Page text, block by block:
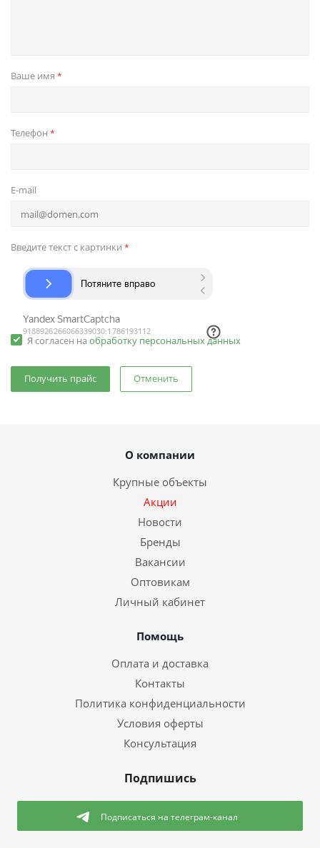
Ваше имя *
Телефон *
E-mail
Введите текст с картинки *
Я согласен на обработку персональных данных
Отменить
О компании
Крупные объекты
Акции
Новости
Бренды
Вакансии
Оптовикам
Личный кабинет
Помощь
Оплата и доставка
Контакты
Политика конфиденциальности
Условия оферты
Консультация
Подпишись
Подписаться на телеграм-канал